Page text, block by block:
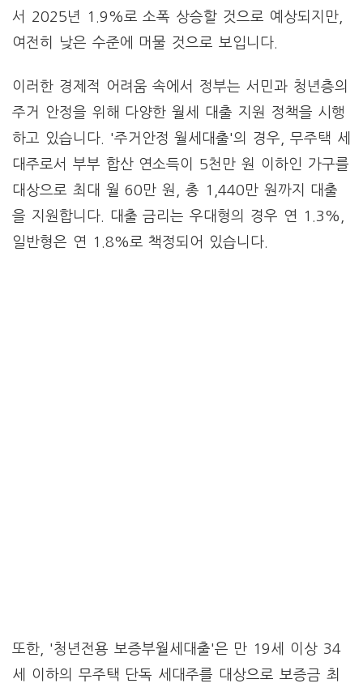
서 2025년 1.9%로 소폭 상승할 것으로 예상되지만,
여전히 낮은 수준에 머물 것으로 보입니다.
이러한 경제적 어려움 속에서 정부는 서민과 청년층의
주거 안정을 위해 다양한 월세 대출 지원 정책을 시행
하고 있습니다. '주거안정 월세대출'의 경우, 무주택 세
대주로서 부부 합산 연소득이 5천만 원 이하인 가구를
대상으로 최대 월 60만 원, 총 1,440만 원까지 대출
을 지원합니다. 대출 금리는 우대형의 경우 연 1.3%,
일반형은 연 1.8%로 책정되어 있습니다.
또한, '청년전용 보증부월세대출'은 만 19세 이상 34
세 이하의 무주택 단독 세대주를 대상으로 보증금 최